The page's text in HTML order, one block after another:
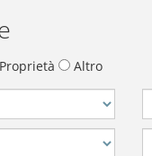
Altro